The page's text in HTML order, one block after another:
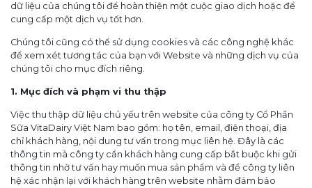
dữ liệu của chúng tôi để hoàn thiện một cuộc giao dịch hoặc để
cung cấp một dịch vụ tốt hơn.
Chúng tôi cũng có thể sử dụng cookies và các công nghệ khác
để xem xét tương tác của bạn với Website và những dịch vụ của
chúng tôi cho mục đích riêng.
1. Mục đích và phạm vi thu thập
Việc thu thập dữ liệu chủ yếu trên website của công ty Cổ Phần
Sữa VitaDairy Việt Nam bao gồm: họ tên, email, điện thoại, địa
chỉ khách hàng, nội dung tư vấn trong mục liên hệ. Đây là các
thông tin mà công ty cần khách hàng cung cấp bắt buộc khi gửi
thông tin nhờ tư vấn hay muốn mua sản phẩm và để công ty liên
hệ xác nhận lại với khách hàng trên website nhằm đảm bảo